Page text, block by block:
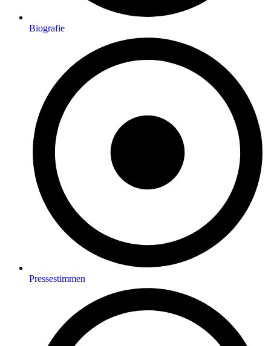
Biografie
Pressestimmen